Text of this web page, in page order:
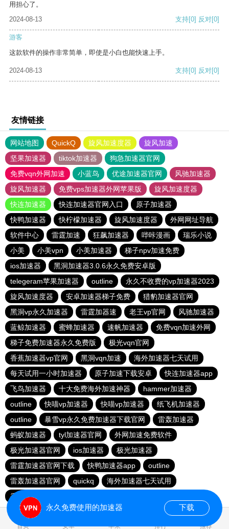
用担心了。
2024-08-13
支持[0] 反对[0]
游客
这款软件的操作非常简单，即使是小白也能快速上手。
2024-08-13 支持[0] 反对[0]
友情链接
网站地图 QuickQ 旋风加速度器
旋风加速
坚果加速器
tiktok加速器
狗急加速器官网
免费vqn外网加速
小蓝鸟 优途加速器官网
风驰加速器
旋风加速器
免费vps加速器外网苹果版
旋风加速度器
快连加速器
快连加速器官网入口
原子加速器
快鸭加速器
快柠檬加速器 旋风加速度器
外网网址导航
软件中心
雷霆加速 狂飙加速器 哔咔漫画
瑞乐小说
小美
小美vpn 小美加速器
梯子npv加速免费
ios加速器
黑洞加速器3.0.6永久免费安卓版
telegeram苹果加速器
outline
永久不收费的vp加速器2023
旋风加速度器
安卓加速器梯子免费
猎豹加速器官网
黑洞vp永久加速器
雷霆加器速 老王vp官网
风驰加速器
蓝鲸加速器
蜜蜂加速器 速帆加速器
免费vqn加速外网
梯子免费加速器永久免费版
极光vqn官网
香蕉加速器vp官网
黑洞vqn加速
海外加速器七天试用
每天试用一小时加速器
原子加速下载安卓
快连加速器app
飞鸟加速器
十大免费海外加速神器
hammer加速器
outline
快喵vp加速器 快喵vp加速器
纸飞机加速器
outline
暴雪vp永久免费加速器下载官网
雷轰加速器
蚂蚁加速器
tyl加速器官网
外网加速免费软件
极光加速器官网
ios加速器
极光加速器
雷霆加速器官网下载
快鸭加速器app
outline
雷轰加速器官网
quickq
海外加速器七天试用
香蕉加速器官网
首页 安卓 苹果 排行 推荐
永久免费使用的加速器 下载
0.032924s